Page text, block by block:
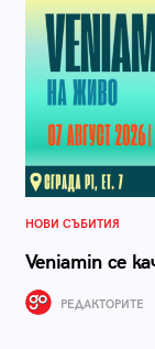
НОВИ СЪБИТИЯ
Veniamin се
РЕДАКТОРИТЕ